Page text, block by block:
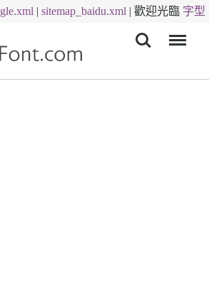
| sitemap_baidu.xml | 歡迎光臨 字型